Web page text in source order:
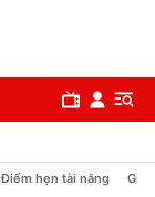
Điểm hẹn tài năng Giải